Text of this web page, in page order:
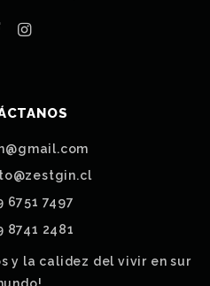
6751 7497
8741 2481
y la calidez del vivir en sur